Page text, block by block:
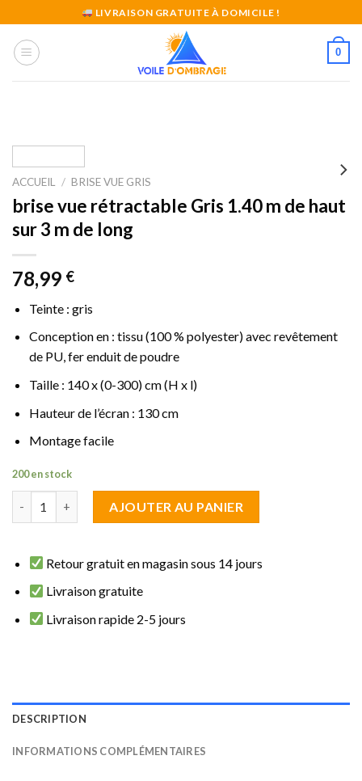
to
content
LIVRAISON GRATUITE À DOMICILE !
0
ACCUEIL / BRISE VUE GRIS
brise vue rétractable Gris 1.40 m de haut
sur 3 m de long
78,99 €
Teinte : gris
Conception en : tissu (100 % polyester) avec revêtement
de PU, fer enduit de poudre
Taille : 140 x (0-300) cm (H x l)
Hauteur de l’écran : 130 cm
Montage facile
200 en stock
AJOUTER AU PANIER
Retour gratuit en magasin sous 14 jours
Livraison gratuite
Livraison rapide 2-5 jours
DESCRIPTION
INFORMATIONS COMPLÉMENTAIRES